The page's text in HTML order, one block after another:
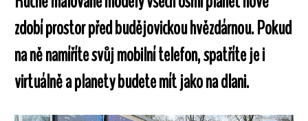
zdobí prostor před budějovickou hvězdárnou. Pokud
na ně namíříte svůj mobilní telefon, spatříte je i
virtuálně a planety budete mít jako na dlani.